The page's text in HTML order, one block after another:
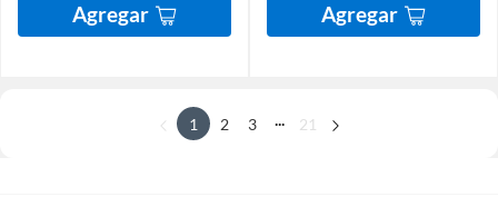
Agregar Agregar
1 2 3 21